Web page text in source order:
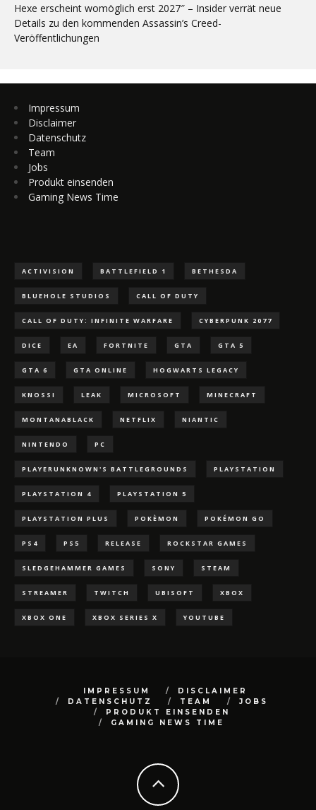
Hexe erscheint womöglich erst 2027″ – Insider verrät neue
Details zu den kommenden Assassin’s Creed-
Veröffentlichungen
Impressum
Disclaimer
Datenschutz
Team
Jobs
Produkt einsenden
Gaming News Time
ACTIVISION BATTLEFIELD 1 BETHESDA
BLUEHOLE STUDIOS CALL OF DUTY
CALL OF DUTY: INFINITE WARFARE CYBERPUNK 2077
DICE EA FORTNITE GTA GTA 5
GTA 6 GTA ONLINE HOGWARTS LEGACY
KNOSSI LEAK MICROSOFT MINECRAFT
MONTANABLACK NETFLIX NIANTIC
NINTENDO PC
PLAYERUNKNOWN'S BATTLEGROUNDS PLAYSTATION
PLAYSTATION 4 PLAYSTATION 5
PLAYSTATION PLUS POKÈMON POKÉMON GO
PS4 PS5 RELEASE ROCKSTAR GAMES
SLEDGEHAMMER GAMES SONY STEAM
STREAMER TWITCH UBISOFT XBOX
XBOX ONE XBOX SERIES X YOUTUBE
IMPRESSUM
DISCLAIMER
DATENSCHUTZ
TEAM
JOBS
PRODUKT EINSENDEN
GAMING NEWS TIME